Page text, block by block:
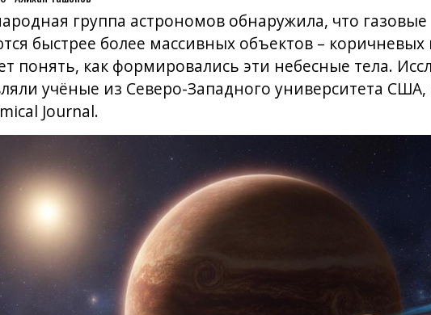
группа астрономов обнаружила, что газовые
быстрее более массивных объектов – коричневых
понять, как формировались эти небесные тела.
учёные из Северо-Западного университета
Journal.